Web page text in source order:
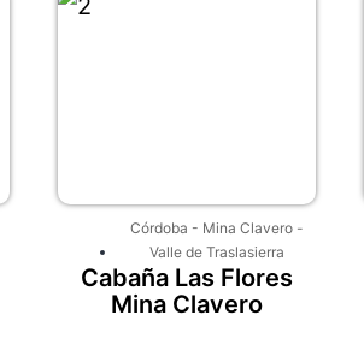
Córdoba - Mina Clavero -
Valle de Traslasierra
Cabaña Las Flores
Mina Clavero